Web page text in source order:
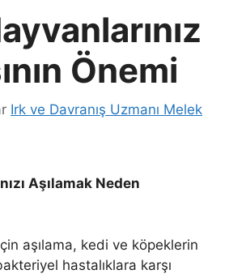
Önemi
Irk ve Davranış Uzmanı Melek
Aşılamak Neden
aşılama, kedi ve köpeklerin
hastalıklara karşı